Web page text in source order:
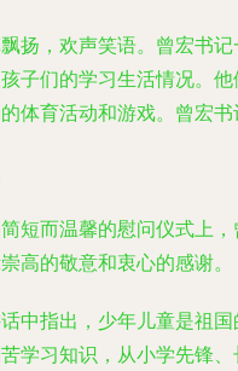
扬，欢声笑语。曾宏书
子们的学习生活情况。
体育活动和游戏。曾宏
短而温馨的慰问仪式上
高的敬意和衷心的感谢。
中指出，少年儿童是祖
学习知识，从小学先锋